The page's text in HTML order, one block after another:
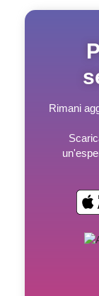
Rimani